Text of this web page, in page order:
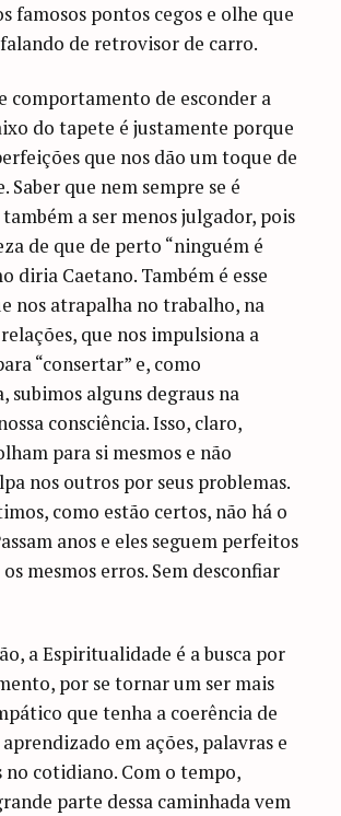
famosos pontos cegos e olhe que
de retrovisor de carro.
comportamento de esconder a
do tapete é justamente porque
que nos dão um toque de
Saber que nem sempre se é
a ser menos julgador, pois
de que de perto “ninguém é
diria Caetano. Também é esse
nos atrapalha no trabalho, na
que nos impulsiona a
“consertar” e, como
subimos alguns degraus na
consciência. Isso, claro,
para si mesmos e não
nos outros por seus problemas.
como estão certos, não há o
anos e eles seguem perfeitos
mesmos erros. Sem desconfiar
a Espiritualidade é a busca por
por se tornar um ser mais
que tenha a coerência de
em ações, palavras e
no cotidiano. Com o tempo,
parte dessa caminhada vem